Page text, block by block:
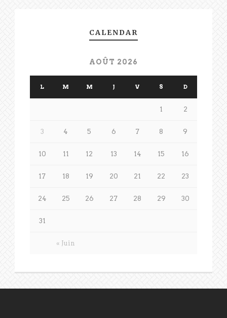
CALENDAR
AOÛT 2026
L M M J V S D
« Juin
1 2
3 4 5 6 7 8 9
10 11 12 13 14 15 16
17 18 19 20 21 22 23
24 25 26 27 28 29 30
31